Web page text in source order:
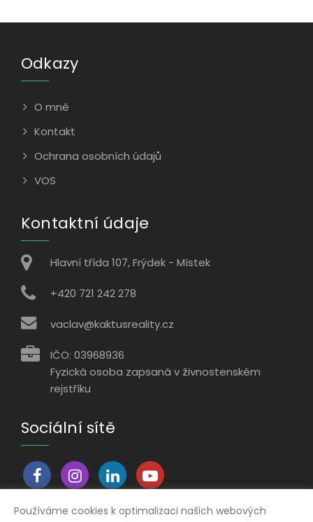
Odkazy
O mně
Kontakt
Ochrana osobních údajů
VOS
Kontaktní údaje
Hlavní třída 107, Frýdek - Místek
+420 721 242 278
vaclav@kaktusreality.cz
IČO: 03968936
Fyzická osoba zapsaná v živnostenském
rejstříku
Sociální sítě
Používáme cookies k optimalizaci našich webových